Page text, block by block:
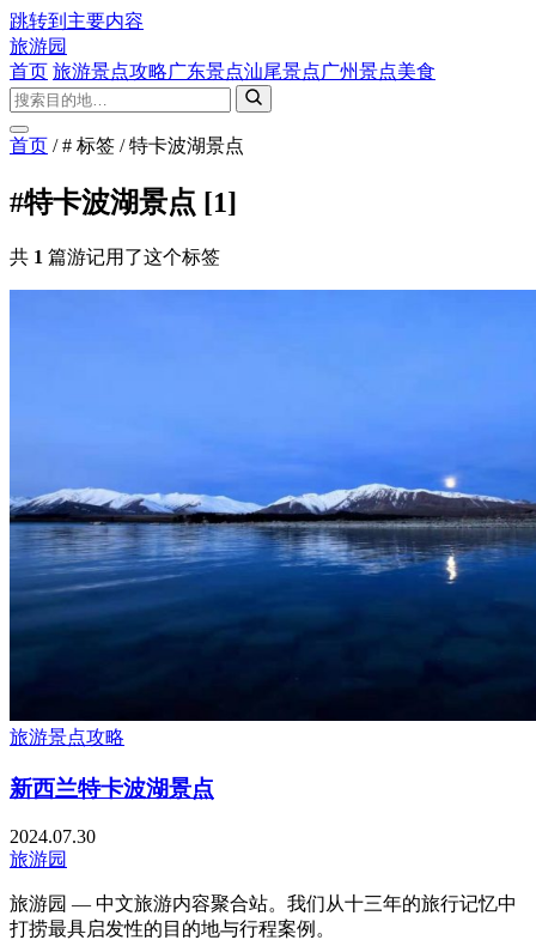
跳转到主要内容
旅游园
首页 旅游景点攻略广东景点汕尾景点广州景点美食
首页 / # 标签 / 特卡波湖景点
#特卡波湖景点 [1]
共 1 篇游记用了这个标签
旅游景点攻略
新西兰特卡波湖景点
2024.07.30
旅游园
旅游园 — 中文旅游内容聚合站。我们从十三年的旅行记忆中
打捞最具启发性的目的地与行程案例。